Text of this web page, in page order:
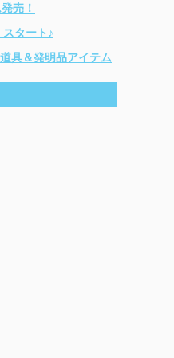
売！
タート♪
具＆発明品アイテム